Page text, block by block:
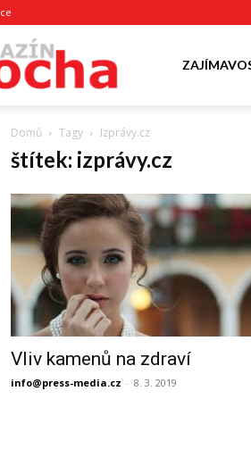
Magazín
Domů Tagy Izprávy.cz
štítek: izprávy.cz
Vliv kamenů na zdraví
info@press-media.cz - 8. 3. 2019